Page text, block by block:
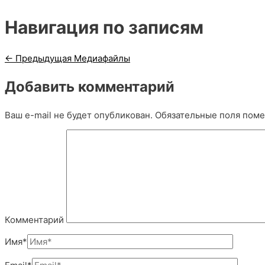
Навигация по записям
← Предыдущая Медиафайлы
Добавить комментарий
Ваш e-mail не будет опубликован. Обязательные поля
Комментарий
Имя*